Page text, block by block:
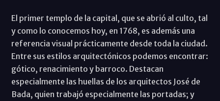
El primer templo de la capital, que se abrió al culto, tal
y como lo conocemos hoy, en 1768, es además una
referencia visual prácticamente desde toda la ciudad.
Entre sus estilos arquitectónicos podemos encontrar:
gótico, renacimiento y barroco. Destacan
especialmente las huellas de los arquitectos José de
Bada, quien trabajó especialmente las portadas; y